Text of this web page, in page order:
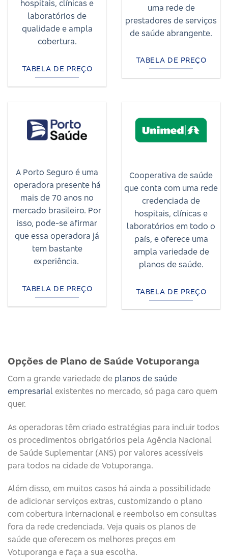
hospitais, clínicas e
laboratórios de
qualidade e ampla
cobertura.
TABELA DE PREÇO
uma rede de
prestadores de serviços
de saúde abrangente.
TABELA DE PREÇO
A Porto Seguro é uma
operadora presente há
mais de 70 anos no
mercado brasileiro. Por
isso, pode-se afirmar
que essa operadora já
tem bastante
experiência.
TABELA DE PREÇO
Cooperativa de saúde
que conta com uma rede
credenciada de
hospitais, clínicas e
laboratórios em todo o
país, e oferece uma
ampla variedade de
planos de saúde.
TABELA DE PREÇO
Opções de Plano de Saúde Votuporanga
Com a grande variedade de planos de saúde
empresarial existentes no mercado, só paga caro quem
quer.
As operadoras têm criado estratégias para incluir todos
os procedimentos obrigatórios pela Agência Nacional
de Saúde Suplementar (ANS) por valores acessíveis
para todos na cidade de Votuporanga.
Além disso, em muitos casos há ainda a possibilidade
de adicionar serviços extras, customizando o plano
com cobertura internacional e reembolso em consultas
fora da rede credenciada. Veja quais os planos de
saúde que oferecem os melhores preços em
Votuporanga e faça a sua escolha.